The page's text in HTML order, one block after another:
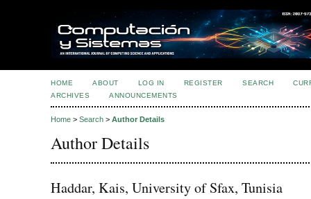
HOME ABOUT LOG IN REGISTER SEARCH
ARCHIVES
ANNOUNCEMENTS
Home > Search > Author Details
Author Details
Haddar, Kais, University of Sfax, Tunisia